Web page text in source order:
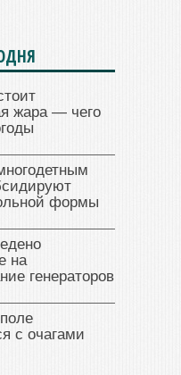
жара — чего
формы
на
генераторов
с очагами